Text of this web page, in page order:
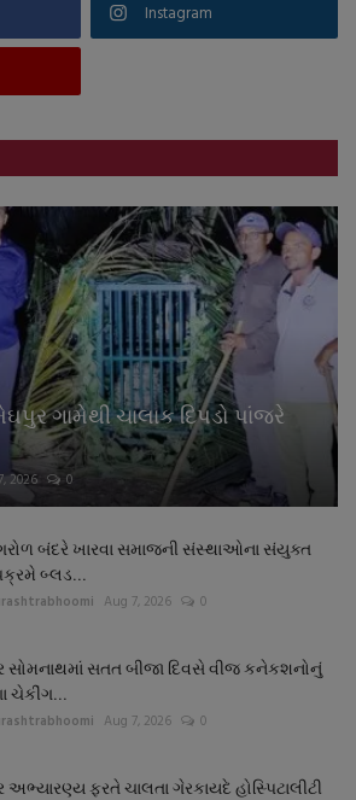
Instagram
ગામેથી ચાલાક દિપડો પાંજરે
2026 0
બંદરે ખારવા સમાજની સંસ્થાઓના સંયુક્ત
બ્લડ...
Aug 7, 2026 0
સોમનાથમાં સતત બીજા દિવસે વીજ કનેકશનોનું
ચેકીંગ...
Aug 7, 2026 0
અભ્યારણ્ય ફરતે ચાલતા ગેરકાયદે હોસ્પિટાલીટી